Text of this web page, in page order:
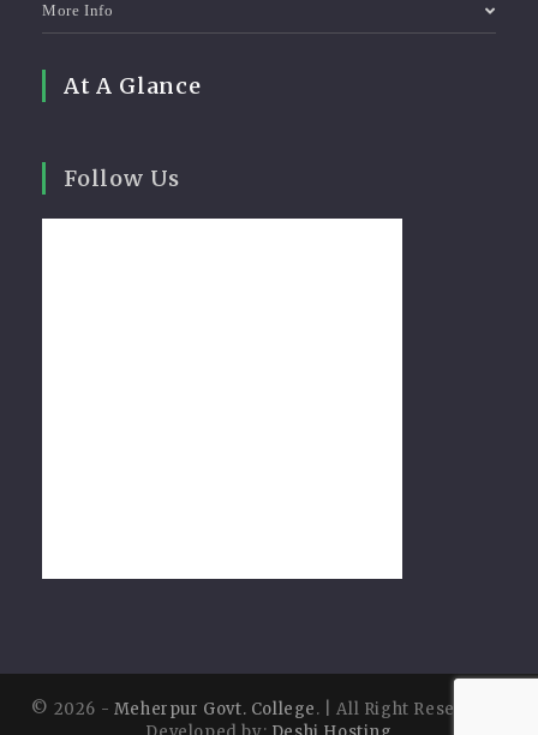
More Info
At A Glance
Follow Us
© 2026 - Meherpur Govt. College. | All Right Reserved |